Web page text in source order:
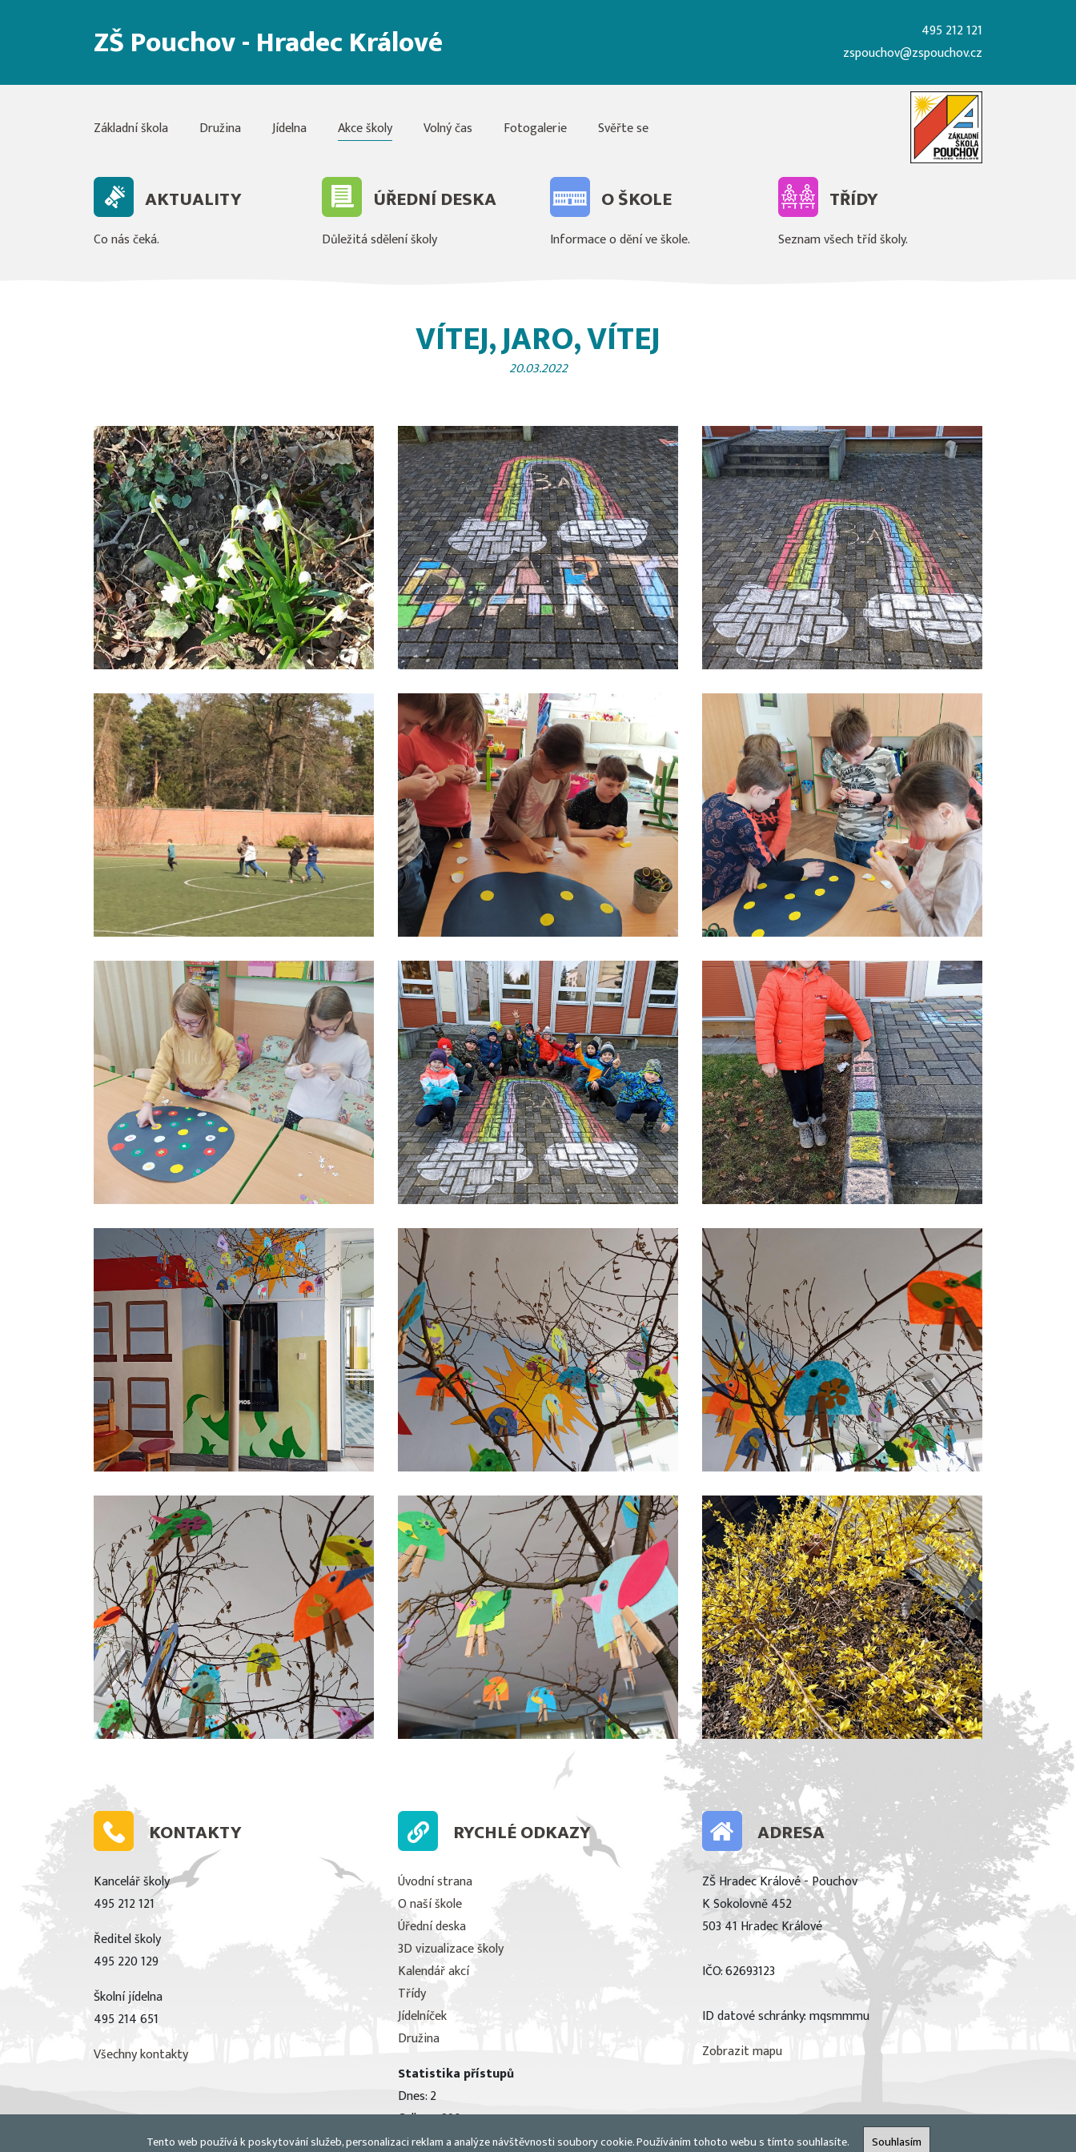
ZŠ Pouchov - Hradec Králové
495 212 121
zspouchov@zspouchov.cz
Základní škola Družina Jídelna Akce školy Volný čas Fotogalerie Svěřte se
AKTUALITY
Co nás čeká.
ÚŘEDNÍ DESKA
Důležitá sdělení školy
O ŠKOLE
Informace o dění ve škole.
TŘÍDY
Seznam všech tříd školy.
VÍTEJ, JARO, VÍTEJ
20.03.2022
KONTAKTY
Kancelář školy
495 212 121
Ředitel školy
495 220 129
Školní jídelna
495 214 651
Všechny kontakty
RYCHLÉ ODKAZY
Úvodní strana
O naší škole
Úřední deska
3D vizualizace školy
Kalendář akcí
Třídy
Jídelníček
Družina
Statistika přístupů
Dnes: 2
Celkem: 290
ADRESA
ZŠ Hradec Králové - Pouchov
K Sokolovně 452
503 41 Hradec Králové
IČO: 62693123
ID datové schránky: mqsmmmu
Zobrazit mapu
Tento web používá k poskytování služeb, personalizaci reklam a analýze návštěvnosti soubory cookie. Používáním tohoto webu s tímto souhlasíte. Souhlasím